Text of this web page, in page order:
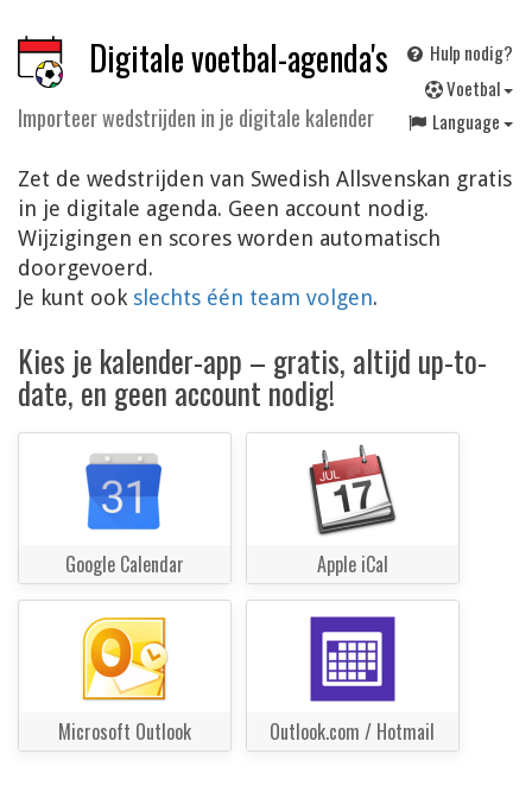
Digitale voetbal-agenda's
Importeer wedstrijden in je digitale kalender
Hulp nodig?
Voetbal
Language
Zet de wedstrijden van Swedish Allsvenskan gratis
in je digitale agenda. Geen account nodig.
Wijzigingen en scores worden automatisch
doorgevoerd.
Je kunt ook slechts één team volgen.
Kies je kalender-app – gratis, altijd up-to-
date, en geen account nodig!
Google Calendar Apple iCal
Microsoft Outlook Outlook.com / Hotmail